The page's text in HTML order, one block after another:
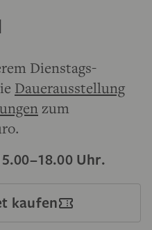
Dienstags-
Dauerausstellung
zum
Uhr.
kaufen